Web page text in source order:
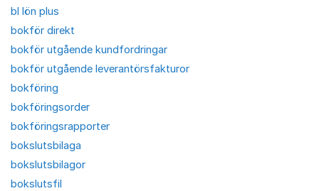
bl lön plus
bokför direkt
bokför utgående kundfordringar
bokför utgående leverantörsfakturor
bokföring
bokföringsorder
bokföringsrapporter
bokslutsbilaga
bokslutsbilagor
bokslutsfil